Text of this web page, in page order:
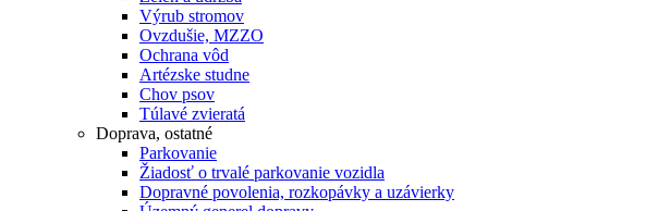
Výrub stromov
Ovzdušie, MZZO
Ochrana vôd
Artézske studne
Chov psov
Túlavé zvieratá
Doprava, ostatné
Parkovanie
Žiadosť o trvalé parkovanie vozidla
Dopravné povolenia, rozkopávky a uzávierky